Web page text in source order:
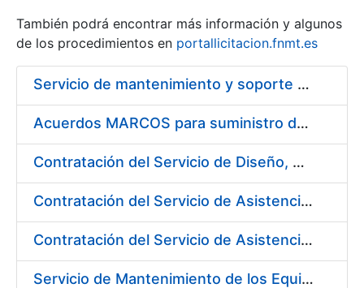
Show/Hide
También podrá encontrar más información y algunos
de los procedimientos en portallicitacion.fnmt.es
Servicio de mantenimiento y soporte Sistema SIEM
Acuerdos MARCOS para suministro de material de ferretería
Contratación del Servicio de Diseño, Construcción, Montaje y Desmontaje de Stands para diferentes Ferias y Jornadas Nacionales e Internacionales
Contratación del Servicio de Asistencia Técnica en Obras Menores para Fábrica de Papel
Contratación del Servicio de Asistencia Técnica Mecánica para Fábrica de Papel de Burgos
Servicio de Mantenimiento de los Equipos de Transporte de Cargas y Elevación para Fábrica de Papel